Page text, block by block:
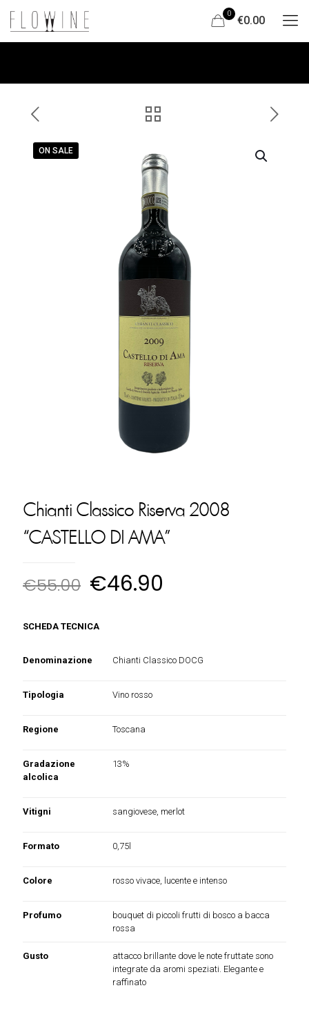
0
€0.00
ON SALE
Chianti Classico Riserva 2008
“CASTELLO DI AMA”
€55.00 €46.90
SCHEDA TECNICA
Denominazione Chianti Classico DOCG
Tipologia Vino rosso
Regione Toscana
Gradazione
alcolica
13%
Vitigni sangiovese, merlot
Formato 0,75l
Colore rosso vivace, lucente e intenso
Profumo
bouquet di piccoli frutti di bosco a bacca
rossa
Gusto
attacco brillante dove le note fruttate sono
integrate da aromi speziati. Elegante e
raffinato